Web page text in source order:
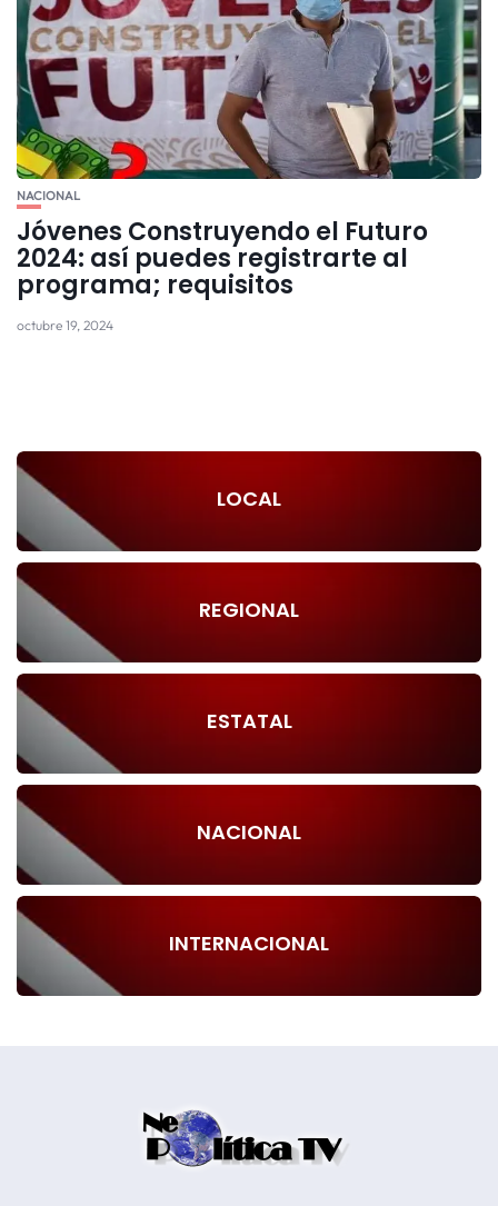
NACIONAL
Jóvenes Construyendo el Futuro
2024: así puedes registrarte al
programa; requisitos
octubre 19, 2024
LOCAL
REGIONAL
ESTATAL
NACIONAL
INTERNACIONAL